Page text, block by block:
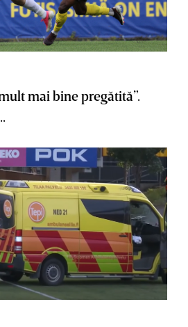
mai bine pregătită”.